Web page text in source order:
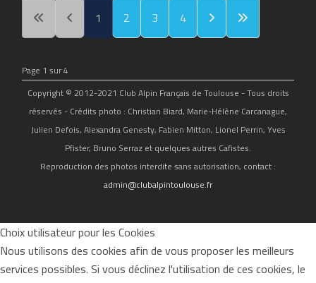
1 2 3 4
Page 1 sur 4
Copyright © 2012-2021 Club Alpin Français de Toulouse - Tous droits
réservés - Crédits photo : Christian Biard, Marie-Hélène Carcanague,
Julien Defois, Alexandra Genesty, Fabien Mitton, Lionel Perrin, Yves
Pfister, Bruno Serraz et quelques autres Cafistes.
Reproduction des photos interdite sans autorisation, contact :
admin@clubalpintoulouse.fr
Choix utilisateur pour les Cookies
Nous utilisons des cookies afin de vous proposer les meilleurs
services possibles. Si vous déclinez l'utilisation de ces cookies, le